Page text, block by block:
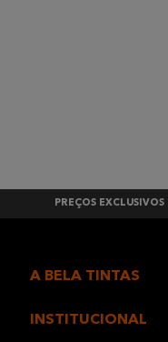
PREÇOS EXCLUSIVOS
A BELA TINTAS
INSTITUCIONAL